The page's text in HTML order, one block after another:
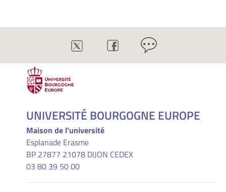
UNIVERSITÉ BOURGOGNE EUROPE
Maison de l'université
Esplanade Erasme
BP 27877 21078 DIJON CEDEX
03 80 39 50 00